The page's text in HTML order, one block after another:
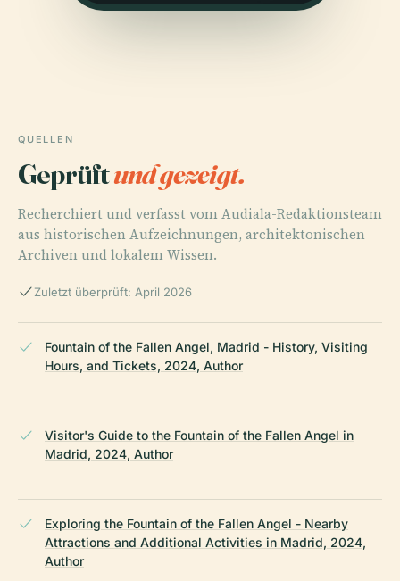
QUELLEN
Geprüftund gezeigt.
Recherchiert und verfasst vom Audiala-Redaktionsteam
aus historischen Aufzeichnungen, architektonischen
Archiven und lokalem Wissen.
Zuletzt überprüft: April 2026
Fountain of the Fallen Angel, Madrid - History, Visiting
Hours, and Tickets, 2024, Author
Visitor's Guide to the Fountain of the Fallen Angel in
Madrid, 2024, Author
Exploring the Fountain of the Fallen Angel - Nearby
Attractions and Additional Activities in Madrid, 2024,
Author